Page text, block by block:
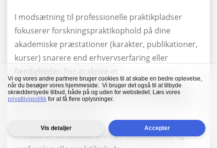
Vi og vores andre partnere bruger cookies til at skabe en bedre oplevelse,
når du besøger vores hjemmeside. Vi bruger det også til at tilbyde
skræddersyede tilbud, både på og uden for webstedet. Læs vores
privatlivspolitik for at få flere oplysninger.
Vis detaljer Accepter
I modsætning til professionelle praktikpladser
fokuserer forskningspraktikophold på dine
akademiske præstationer (karakter, publikationer,
kurser) snarere end erhvervserfaring eller
færdigheder. For at skrive et
forskningspraktikophold skal du lægge vægt på
relevant erfaring og kvalifikationer og indarbejde
7. Hvad er forskellen mellem akademiske og